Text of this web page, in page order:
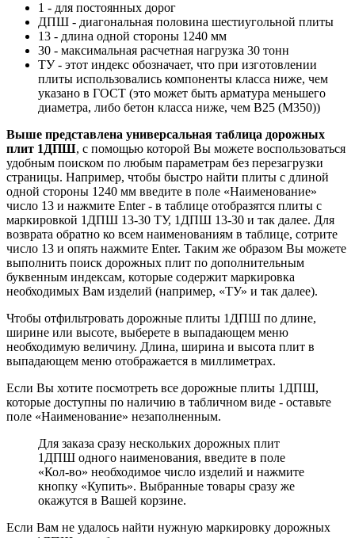
1 - для постоянных дорог
ДПШ - диагональная половина шестиугольной плиты
13 - длина одной стороны 1240 мм
30 - максимальная расчетная нагрузка 30 тонн
ТУ - этот индекс обозначает, что при изготовлении
плиты использовались компоненты класса ниже, чем
указано в ГОСТ (это может быть арматура меньшего
диаметра, либо бетон класса ниже, чем В25 (М350))
Выше представлена универсальная таблица дорожных
плит 1ДПШ, с помощью которой Вы можете воспользоваться
удобным поиском по любым параметрам без перезагрузки
страницы. Например, чтобы быстро найти плиты с длиной
одной стороны 1240 мм введите в поле «Наименование»
число 13 и нажмите Enter - в таблице отобразятся плиты с
маркировкой 1ДПШ 13-30 ТУ, 1ДПШ 13-30 и так далее. Для
возврата обратно ко всем наименованиям в таблице, сотрите
число 13 и опять нажмите Enter. Таким же образом Вы можете
выполнить поиск дорожных плит по дополнительным
буквенным индексам, которые содержит маркировка
необходимых Вам изделий (например, «ТУ» и так далее).
Чтобы отфильтровать дорожные плиты 1ДПШ по длине,
ширине или высоте, выберете в выпадающем меню
необходимую величину. Длина, ширина и высота плит в
выпадающем меню отображается в миллиметрах.
Если Вы хотите посмотреть все дорожные плиты 1ДПШ,
которые доступны по наличию в табличном виде - оставьте
поле «Наименование» незаполненным.
Для заказа сразу нескольких дорожных плит
1ДПШ одного наименования, введите в поле
«Кол-во» необходимое число изделий и нажмите
кнопку «Купить». Выбранные товары сразу же
окажутся в Вашей корзине.
Если Вам не удалось найти нужную маркировку дорожных